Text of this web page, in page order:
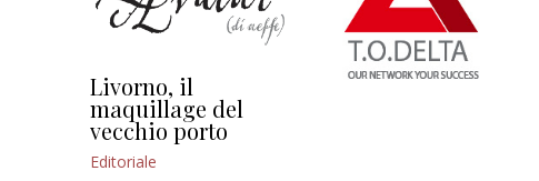
Livorno, il
maquillage del
vecchio porto
Editoriale
L’uscita di scena di